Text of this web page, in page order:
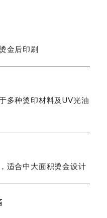
金后印刷
多种烫印材料及UV光油
适合中大面积烫金设计